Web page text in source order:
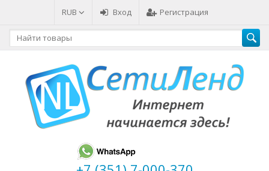
RUB Вход Регистрация